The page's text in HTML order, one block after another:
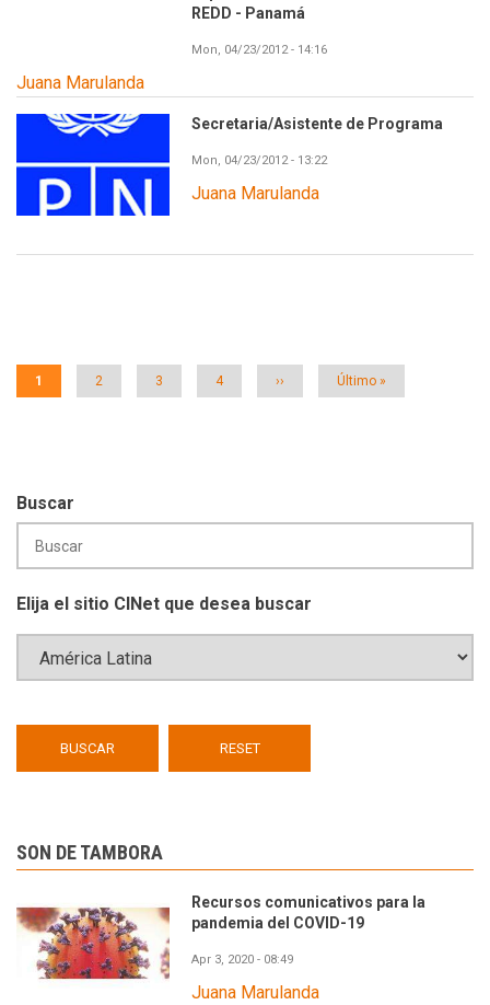
REDD - Panamá
Mon, 04/23/2012 - 14:16
Juana Marulanda
Image Secretaria/Asistente de Programa
Mon, 04/23/2012 - 13:22
Juana Marulanda
Página
actual
1 Página
2 Página
3 Página
4
Siguiente
página
››
Última
página
Último »
Buscar
Elija el sitio CINet que desea buscar
SON DE TAMBORA
Recursos comunicativos para la
pandemia del COVID-19
Apr 3, 2020 - 08:49
Juana Marulanda